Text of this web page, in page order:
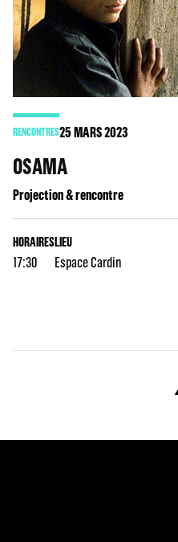
RENCONTRES25MARS 2023
OSAMA
Projection & rencontre
HORAIRES
17:30
LIEU
Espace Cardin